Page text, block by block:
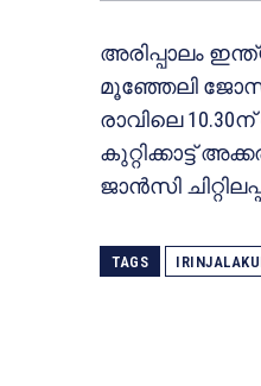
അരിപ്പാലം
മൂഞ്ഞേലി
രാവിലെ
കുറ്റിക്കാട്ട്
ജാൻസി
TAGS